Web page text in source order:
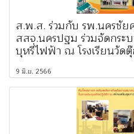
ส.พ.ส. ร่วมกับ รพ.นครชั
สสจ.นครปฐม ร่วมจัดกระ
บุหรี่ไฟฟ้า ณ โรงเรียนวัด
9 มิ.ย. 2566